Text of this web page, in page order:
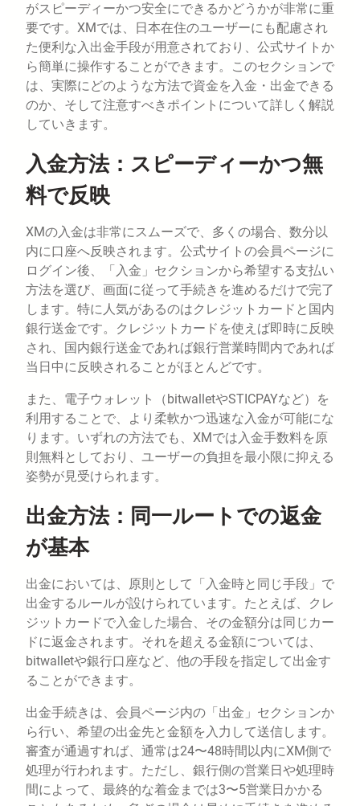
がスピーディーかつ安全にできるかどうかが非常に重
要です。XMでは、日本在住のユーザーにも配慮され
た便利な入出金手段が用意されており、公式サイトか
ら簡単に操作することができます。このセクションで
は、実際にどのような方法で資金を入金・出金できる
のか、そして注意すべきポイントについて詳しく解説
していきます。
入金方法：スピーディーかつ無
料で反映
XMの入金は非常にスムーズで、多くの場合、数分以
内に口座へ反映されます。公式サイトの会員ページに
ログイン後、「入金」セクションから希望する支払い
方法を選び、画面に従って手続きを進めるだけで完了
します。特に人気があるのはクレジットカードと国内
銀行送金です。クレジットカードを使えば即時に反映
され、国内銀行送金であれば銀行営業時間内であれば
当日中に反映されることがほとんどです。
また、電子ウォレット（bitwalletやSTICPAYなど）を
利用することで、より柔軟かつ迅速な入金が可能にな
ります。いずれの方法でも、XMでは入金手数料を原
則無料としており、ユーザーの負担を最小限に抑える
姿勢が見受けられます。
出金方法：同一ルートでの返金
が基本
出金においては、原則として「入金時と同じ手段」で
出金するルールが設けられています。たとえば、クレ
ジットカードで入金した場合、その金額分は同じカー
ドに返金されます。それを超える金額については、
bitwalletや銀行口座など、他の手段を指定して出金す
ることができます。
出金手続きは、会員ページ内の「出金」セクションか
ら行い、希望の出金先と金額を入力して送信します。
審査が通過すれば、通常は24〜48時間以内にXM側で
処理が行われます。ただし、銀行側の営業日や処理時
間によって、最終的な着金までは3〜5営業日かかる